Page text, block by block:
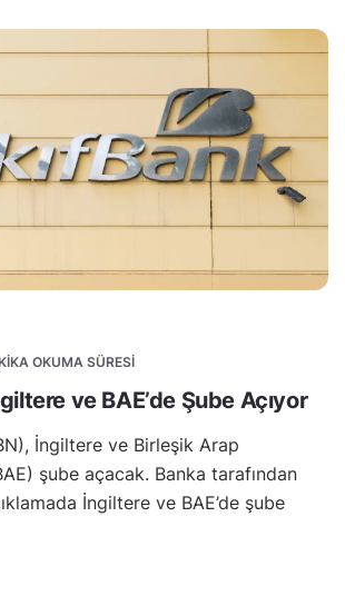
OKUMA SÜRESI
ve BAE’de Şube Açıyor
İngiltere ve Birleşik Arap
şube açacak. Banka tarafından
İngiltere ve BAE’de şube